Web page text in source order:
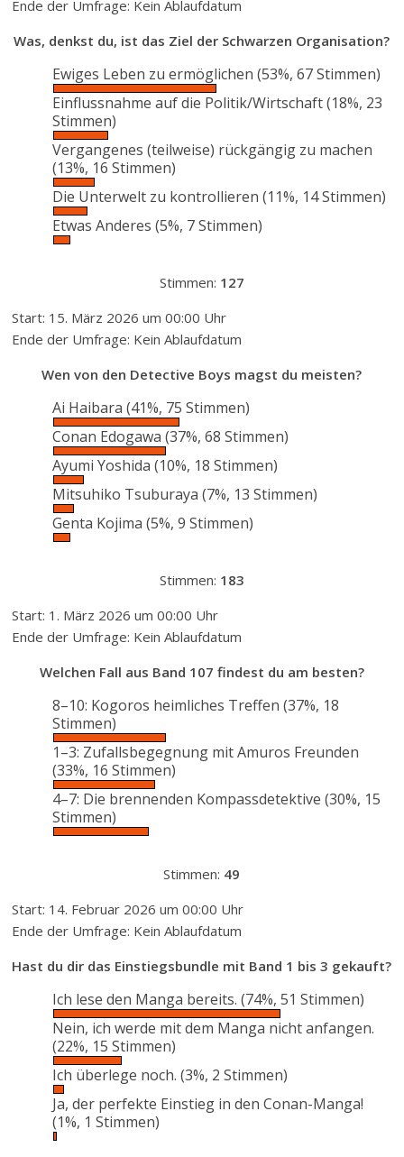
Ende der Umfrage: Kein Ablaufdatum
Was, denkst du, ist das Ziel der Schwarzen Organisation?
Ewiges Leben zu ermöglichen(53%, 67 Stimmen)
Einflussnahme auf die Politik/Wirtschaft(18%, 23
Stimmen)
Vergangenes (teilweise) rückgängig zu machen
(13%, 16 Stimmen)
Die Unterwelt zu kontrollieren(11%, 14 Stimmen)
Etwas Anderes(5%, 7 Stimmen)
Stimmen: 127
Start: 15. März 2026 um 00:00 Uhr
Ende der Umfrage: Kein Ablaufdatum
Wen von den Detective Boys magst du meisten?
Ai Haibara(41%, 75 Stimmen)
Conan Edogawa(37%, 68 Stimmen)
Ayumi Yoshida(10%, 18 Stimmen)
Mitsuhiko Tsuburaya(7%, 13 Stimmen)
Genta Kojima(5%, 9 Stimmen)
Stimmen: 183
Start: 1. März 2026 um 00:00 Uhr
Ende der Umfrage: Kein Ablaufdatum
Welchen Fall aus Band 107 findest du am besten?
8–10: Kogoros heimliches Treffen(37%, 18
Stimmen)
1–3: Zufallsbegegnung mit Amuros Freunden
(33%, 16 Stimmen)
4–7: Die brennenden Kompassdetektive(30%, 15
Stimmen)
Stimmen: 49
Start: 14. Februar 2026 um 00:00 Uhr
Ende der Umfrage: Kein Ablaufdatum
Hast du dir das Einstiegsbundle mit Band 1 bis 3 gekauft?
Ich lese den Manga bereits.(74%, 51 Stimmen)
Nein, ich werde mit dem Manga nicht anfangen.
(22%, 15 Stimmen)
Ich überlege noch.(3%, 2 Stimmen)
Ja, der perfekte Einstieg in den Conan-Manga!
(1%, 1 Stimmen)